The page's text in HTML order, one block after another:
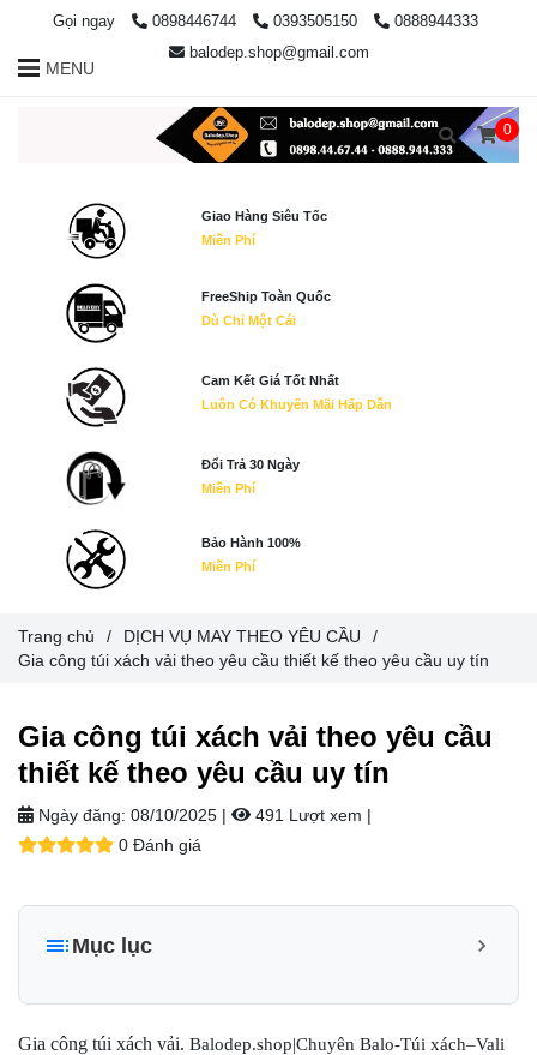
Gia công túi xách vải theo yêu cầu
thiết kế theo yêu cầu uy tín
Ngày đăng: 08/10/2025 | 491 Lượt xem |
0 Đánh giá
Mục lục
Gia công túi xách vải – Những điểm cần cân nhắc trước khi
Gia công túi xách vải. Balodep.shop|Chuyên Balo-Túi xách–Vali
Trang chủ / DỊCH VỤ MAY THEO YÊU CẦU
/
Gia công túi xách vải theo yêu cầu thiết kế theo yêu cầu uy tín
Gọi ngay 0898446744 0393505150
0888944333
balodep.shop@gmail.com
MENU
0
Giao Hàng Siêu Tốc
Miễn Phí
FreeShip Toàn Quốc
Dù Chỉ Một Cái
Cam Kết Giá Tốt Nhất
Luôn Có Khuyến Mãi Hấp Dẫn
Đổi Trả 30 Ngày
Miễn Phí
Bảo Hành 100%
Miễn Phí